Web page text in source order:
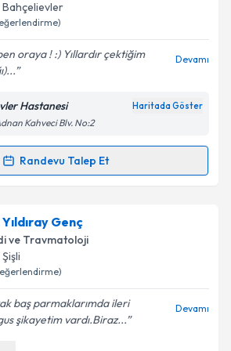
işlenmesine ilişkin
ve kişisel verilerimin belirtilen
işlenmesini kabul ediyorum.
Bahçelievler
oraya ! :) Yıllardır çektiğim
Devamı
Hastanesi Haritada Göster
Kahveci Blv. No:2
Randevu Talep Et
Talebi
İstemi Yüceliçin randevu takvimi
Size bu uzmandan randevu almanız
hazırlandığında e-posta ile
Genç
ve Travmatoloji
Şişli
baş parmaklarımda ileri
şikayetim vardı.Biraz...
Devamı